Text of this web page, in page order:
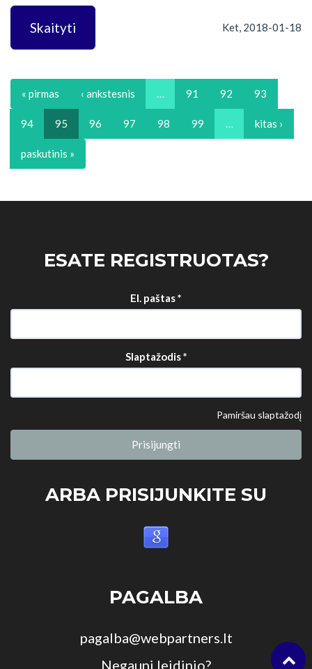
Skaityti Ket, 2018-01-18
« pirmas ‹ ankstesnis 91 92 93
94 95 96 97 98 99 kitas ›
paskutinis »
ESATE REGISTRUOTAS?
El. paštas*
Slaptažodis*
Pamiršau slaptažodį
Prisijungti
ARBA PRISIJUNKITE SU
PAGALBA
pagalba@webpartners.lt
Negauni leidinio?